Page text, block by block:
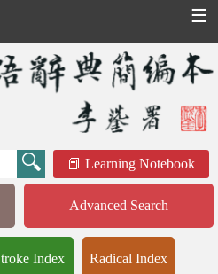
☰
Learning Notebook
Advanced Search
Index Radical Index